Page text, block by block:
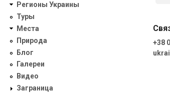
Регионы Украины
Туры
Места
Природа
Блог
Галереи
Видео
Заграница
+38